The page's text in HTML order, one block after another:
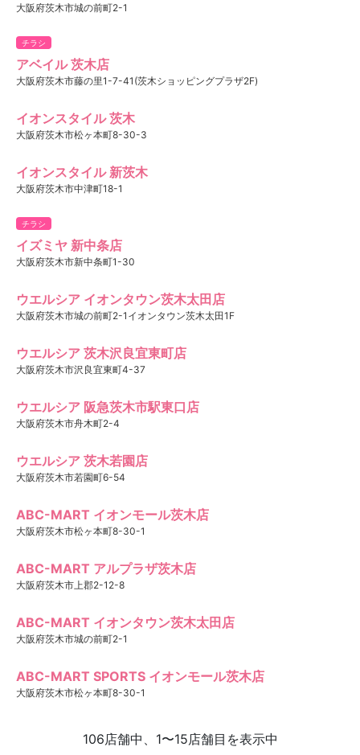
大阪府茨木市城の前町2-1
チラシ
アベイル 茨木店
大阪府茨木市藤の里1-7-41(茨木ショッピングプラザ2F)
イオンスタイル 茨木
大阪府茨木市松ヶ本町8-30-3
イオンスタイル 新茨木
大阪府茨木市中津町18-1
チラシ
イズミヤ 新中条店
大阪府茨木市新中条町1-30
ウエルシア イオンタウン茨木太田店
大阪府茨木市城の前町2-1イオンタウン茨木太田1F
ウエルシア 茨木沢良宜東町店
大阪府茨木市沢良宜東町4-37
ウエルシア 阪急茨木市駅東口店
大阪府茨木市舟木町2-4
ウエルシア 茨木若園店
大阪府茨木市若園町6-54
ABC-MART イオンモール茨木店
大阪府茨木市松ヶ本町8-30-1
ABC-MART アルプラザ茨木店
大阪府茨木市上郡2-12-8
ABC-MART イオンタウン茨木太田店
大阪府茨木市城の前町2-1
ABC-MART SPORTS イオンモール茨木店
大阪府茨木市松ヶ本町8-30-1
106店舗中、1〜15店舗目を表示中